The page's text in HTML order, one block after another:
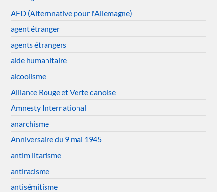
AFD (Alternnative pour l'Allemagne)
agent étranger
agents étrangers
aide humanitaire
alcoolisme
Alliance Rouge et Verte danoise
Amnesty International
anarchisme
Anniversaire du 9 mai 1945
antimilitarisme
antiracisme
antisémitisme